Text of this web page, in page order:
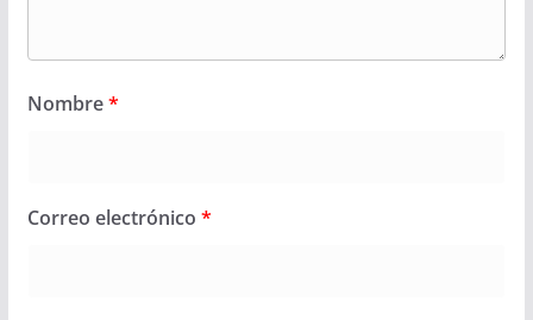
Nombre*
Correo electrónico *